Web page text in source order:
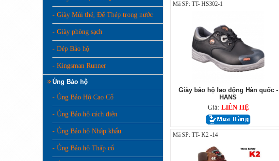
- Giày Mủi thé, Đế Thép trong nước
- Giày phòng sạch
- Dép Bảo hộ
- Kingsman Runner
Ủng Bảo hộ
- Ủng Bảo Hộ Cao Cổ
- Ủng Bảo hộ cách điện
- Ủng Bảo hộ Nhập khẩu
- Ủng Bảo hộ Thấp cổ
Mã SP: TT- HS302-1
Giày bảo hộ lao động Hàn quốc -
HANS
Giá: LIÊN HỆ
Mã SP: TT- K2 -14